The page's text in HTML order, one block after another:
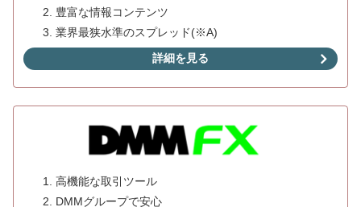
豊富な情報コンテンツ
業界最狭水準のスプレッド(※A)
詳細を見る
高機能な取引ツール
DMMグループで安心